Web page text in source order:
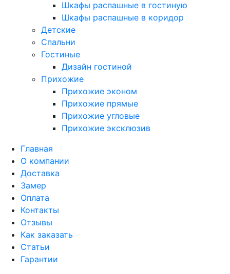
Шкафы распашные в гостиную
Шкафы распашные в коридор
Детские
Спальни
Гостиные
Дизайн гостиной
Прихожие
Прихожие эконом
Прихожие прямые
Прихожие угловые
Прихожие эксклюзив
Главная
О компании
Доставка
Замер
Оплата
Контакты
Отзывы
Как заказать
Статьи
Гарантии